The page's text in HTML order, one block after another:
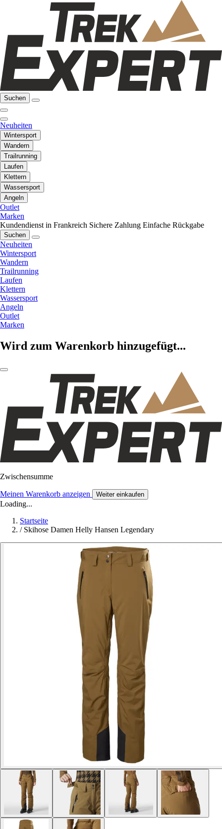
Suchen
Neuheiten
Wintersport
Wandern
Trailrunning
Laufen
Klettern
Wassersport
Angeln
Outlet
Marken
Kundendienst in Frankreich Sichere Zahlung Einfache Rückgabe
Suchen
Neuheiten
Wintersport
Wandern
Trailrunning
Laufen
Klettern
Wassersport
Angeln
Outlet
Marken
Wird zum Warenkorb hinzugefügt...
Zwischensumme
Meinen Warenkorb anzeigen Weiter einkaufen
Loading...
Startseite
/ Skihose Damen Helly Hansen Legendary